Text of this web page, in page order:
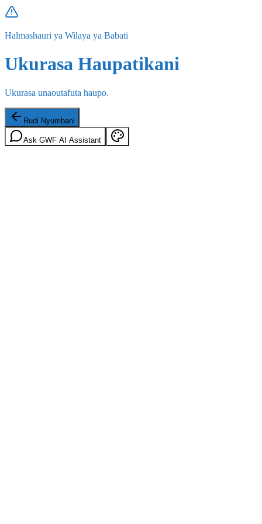
Halmashauri ya Wilaya ya Babati
Ukurasa Haupatikani
Ukurasa unaoutafuta haupo.
Rudi Nyumbani
Ask GWF AI Assistant